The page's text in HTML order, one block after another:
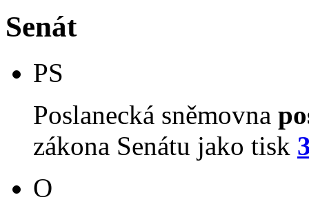
Senát
PS
Poslanecká sněmovna
zákona Senátu jako tisk
O